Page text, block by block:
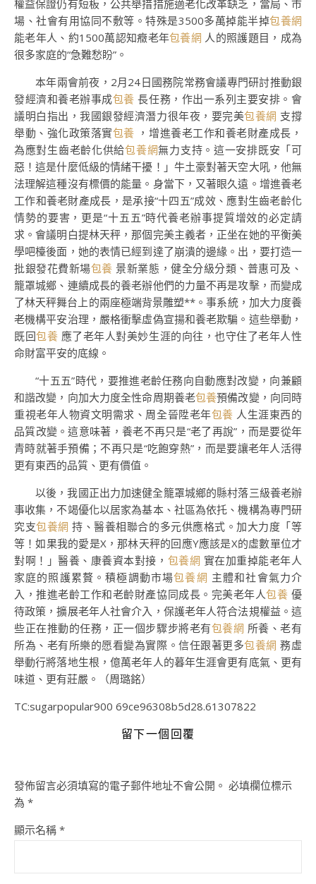
權益保證仍有短板，公共舉措措施適老化改革缺乏，當局、市
場、社會有用協同不敷等。特殊是3500多萬掉能半掉包養網
能老年人、約1500萬認知癥老年包養網 人的照護題目，成為
很多家庭的“急難愁盼”。
本年兩會前夜，2月24日國務院常務會議專門研討推動銀
發經濟和養老辦事成包養 長任務，作出一系列主要安排。會
議明白指出，我國銀發經濟潛力很年夜，要完美包養網 支撐
舉動、強化政策落實包養 ，增進養老工作和養老財產成長，
為應對生齒老齡化供給包養網無力支持。這一安排既安「可
惡！這是什麼低級的情緒干擾！」牛土豪對著天空大吼，他無
法理解這種沒有標價的能量。身當下，又著眼久遠。增進養老
工作和養老財產成長，是承接“十四五”成效、應對生齒老齡化
情勢的要害，更是“十五五”時代養老辦事提質增效的必定請
求。會議明白提林天秤，那個完美主義者，正坐在她的平衡美
學吧檯後面，她的表情已經到達了崩潰的邊緣。出，要打造一
批銀發花費新場包養 景新業態，健全分級分類、普惠可及、
籠罩城鄉、連續成長的養老辦他們的力量不再是攻擊，而變成
了林天秤舞台上的兩座極端背景雕塑**。事系統，加大力度養
老機構平安治理，嚴格衝擊虛偽宣揚和養老欺騙。這些舉動，
既回包養 應了老年人對美妙生涯的向往，也守住了老年人性
命財富平安的底線。
“十五五”時代，要推進老齡任務向自動應對改變，向兼顧
和諧改變，向加大力度全性命周期養老包養預備改變，向同時
重視老年人物資文明需求、周全晉陞老年包養 人生涯東西的
品質改變。這意味著，養老不再只是“老了再說”，而是要從年
青時就著手預備；不再只是“吃飽穿熱”，而是要讓老年人活得
更有東西的品質、更有價值。
以後，我國正出力加速健全籠罩城鄉的縣村落三級養老辦
事收集，不竭優化以居家為基本、社區為依托、機構為專門研
究支包養網 持、醫養相聯合的多元供應格式。加大力度「等
等！如果我的愛是X，那林天秤的回應Y應該是X的虛數單位才
對啊！」醫養、康養資本對接， 包養網 實在加重掉能老年人
家庭的照護累贅。積極調動市場包養網 主體和社會氣力介
入，推進老齡工作和老齡財產協同成長。完美老年人包養 優
待政策，擴展老年人社會介入，保護老年人符合法規權益。這
些正在推動的任務，正一個步驟步將老有包養網 所養、老有
所為、老有所樂的愿看變為實際。信任跟著更多包養網 務虛
舉動行將落地生根，億萬老年人的暮年生涯會更有底氣、更有
味道、更有莊嚴。（周璐銘）
TC:sugarpopular900 69ce96308b5d28.61307822
留下一個回覆
發佈留言必須填寫的電子郵件地址不會公開。 必填欄位標示
為 *
顯示名稱 *